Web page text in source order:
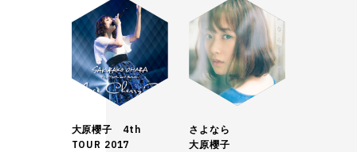
大原櫻子 4th
TOUR 2017
さよなら
大原櫻子